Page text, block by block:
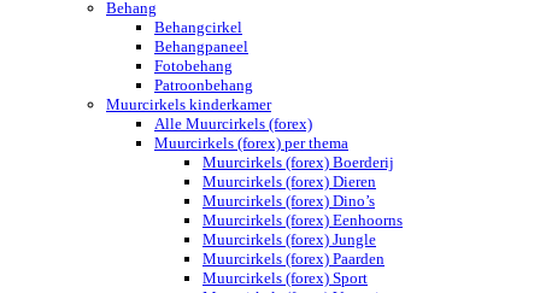
Behang
Behangcirkel
Behangpaneel
Fotobehang
Patroonbehang
Muurcirkels kinderkamer
Alle Muurcirkels (forex)
Muurcirkels (forex) per thema
Muurcirkels (forex) Boerderij
Muurcirkels (forex) Dieren
Muurcirkels (forex) Dino’s
Muurcirkels (forex) Eenhoorns
Muurcirkels (forex) Jungle
Muurcirkels (forex) Paarden
Muurcirkels (forex) Sport